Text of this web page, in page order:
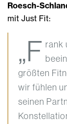
Roesch-
mit Just Fit:
„F rank
größten
wir fühlen
seinen